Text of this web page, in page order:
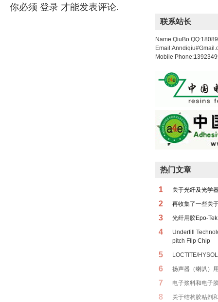
你必须 登录 才能发表评论.
联系站长
Name:QiuBo
Mobile
热门文章
1 关于光纤及光学
2 再收集了一些关
3 光纤用胶Epo-
4
Underfill
pitch Flip Chip
5 LOCTITE/
6 扬声器（喇叭）
7 电子浆料和电子
8 关于结构胶粘剂